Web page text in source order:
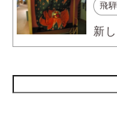
飛
新